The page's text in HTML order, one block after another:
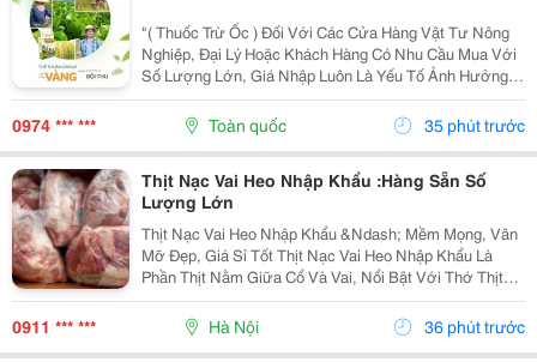
"( Thuốc Trừ Ốc ) Đối Với Các Cửa Hàng Vật Tư Nông
Nghiệp, Đại Lý Hoặc Khách Hàng Có Nhu Cầu Mua Với
Số Lượng Lớn, Giá Nhập Luôn Là Yếu Tố Ảnh Hưởng
Trực Tiếp Đến Hiệu Quả Kinh Doanh. Tuy Nhiên, Một
Nguồn Hàng Tốt Không Chỉ Dừng Lại Ở Mức Giá
Cạnh...
0974 *** *** Toàn quốc 35 phút trước
Thịt Nạc Vai Heo Nhập Khẩu :Hàng Sẵn Số
Lượng Lớn
Thịt Nạc Vai Heo Nhập Khẩu &Ndash; Mềm Mọng, Vân
Mỡ Đẹp, Giá Sỉ Tốt Thịt Nạc Vai Heo Nhập Khẩu Là
Phần Thịt Nằm Giữa Cổ Và Vai, Nổi Bật Với Thớ Thịt
Săn Chắc, Tỷ Lệ Nạc Cao Và Các Vân Mỡ Mảnh Phân
Bố Tự Nhiên . Sự Kết Hợp Hài Hòa Giữa Nạc Và Mỡ...
0911 *** *** Hà Nội 36 phút trước